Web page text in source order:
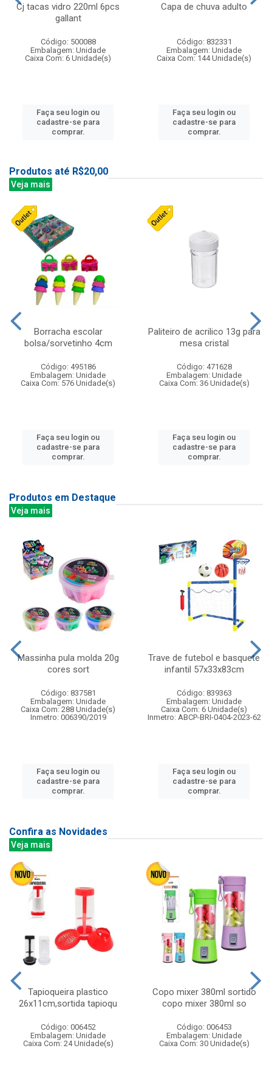
Cj tacas vidro 220ml 6pcs
gallant
Código: 500088
Embalagem: Unidade
Caixa Com: 6 Unidade(s)
Faça seu login ou
cadastre-se para
comprar.
Capa de chuva adulto
Código: 832331
Embalagem: Unidade
Caixa Com: 144 Unidade(s)
Faça seu login ou
cadastre-se para
comprar.
Produtos até R$20,00
Veja mais
Borracha escolar
bolsa/sorvetinho 4cm
Código: 495186
Embalagem: Unidade
Caixa Com: 576 Unidade(s)
Faça seu login ou
cadastre-se para
comprar.
Paliteiro de acrilico 13g para
mesa cristal
Código: 471628
Embalagem: Unidade
Caixa Com: 36 Unidade(s)
Faça seu login ou
cadastre-se para
comprar.
Produtos em Destaque
Veja mais
Massinha pula molda 20g
cores sort
Código: 837581
Embalagem: Unidade
Caixa Com: 288 Unidade(s)
Inmetro: 006390/2019
Faça seu login ou
cadastre-se para
comprar.
Trave de futebol e basquete
infantil 57x33x83cm
Código: 839363
Embalagem: Unidade
Caixa Com: 6 Unidade(s)
Inmetro: ABCP-BRI-0404-2023-62
Faça seu login ou
cadastre-se para
comprar.
Confira as Novidades
Veja mais
Tapioqueira plastico
26x11cm,sortida tapioqu
Código: 006452
Embalagem: Unidade
Caixa Com: 24 Unidade(s)
Copo mixer 380ml sortido
copo mixer 380ml so
Código: 006453
Embalagem: Unidade
Caixa Com: 30 Unidade(s)